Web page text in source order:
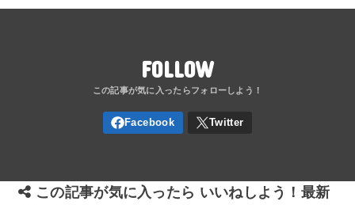
FOLLOW
この記事が気に入ったら いいねしよう！最新